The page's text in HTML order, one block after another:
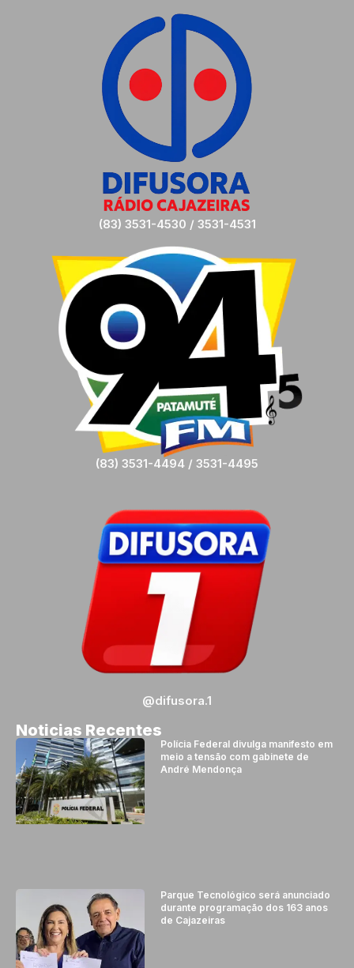
(83) 3531-4530 / 3531-4531
(83) 3531-4494 / 3531-4495
@difusora.1
Noticias Recentes
Polícia Federal divulga manifesto em
meio a tensão com gabinete de
André Mendonça
Parque Tecnológico será anunciado
durante programação dos 163 anos
de Cajazeiras